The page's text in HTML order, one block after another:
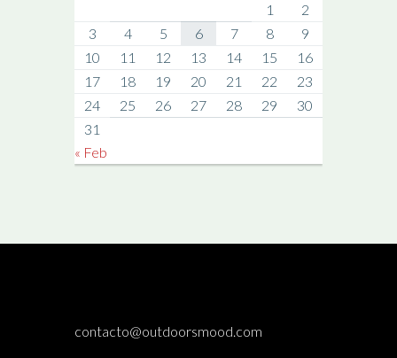
1
2
3
4 5 6 7 8
9
10
11 12 13 14 15
16
17
18 19 20 21 22
23
24
25 26 27 28 29
30
31
« Feb
contacto@outdoorsmood.com